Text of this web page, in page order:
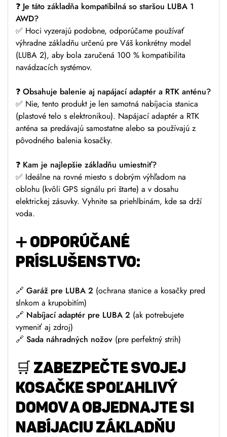
❓ Je táto základňa kompatibilná so staršou LUBA 1
AWD?
✅ Hoci vyzerajú podobne, odporúčame používať
výhradne základňu určenú pre Váš konkrétny model
(LUBA 2), aby bola zaručená 100 % kompatibilita
navádzacích systémov.
❓ Obsahuje balenie aj napájací adaptér a RTK anténu?
✅ Nie, tento produkt je len samotná nabíjacia stanica
(plastové telo s elektronikou). Napájací adaptér a RTK
anténa sa predávajú samostatne alebo sa používajú z
pôvodného balenia kosačky.
❓ Kam je najlepšie základňu umiestniť?
✅ Ideálne na rovné miesto s dobrým výhľadom na
oblohu (kvôli GPS signálu pri štarte) a v dosahu
elektrickej zásuvky. Vyhnite sa priehlbinám, kde sa drží
voda.
➕ODPORÚČANÉ
PRÍSLUŠENSTVO:
🔗 Garáž pre LUBA 2 (ochrana stanice a kosačky pred
slnkom a krupobitím)
🔗 Nabíjací adaptér pre LUBA 2 (ak potrebujete
vymeniť aj zdroj)
🔗 Sada náhradných nožov (pre perfektný strih)
🛒 ZABEZPEČTE SVOJEJ
KOSAČKE SPOĽAHLIVÝ
DOMOV A OBJEDNAJTE SI
Nabíjaciu základňu